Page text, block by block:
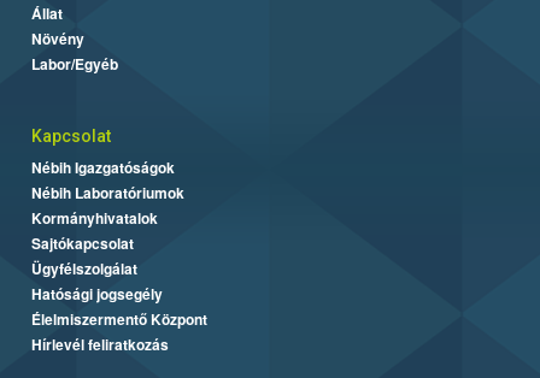
Állat
Növény
Labor/Egyéb
Kapcsolat
Nébih Igazgatóságok
Nébih Laboratóriumok
Kormányhivatalok
Sajtókapcsolat
Ügyfélszolgálat
Hatósági jogsegély
Élelmiszermentő Központ
Hírlevél feliratkozás